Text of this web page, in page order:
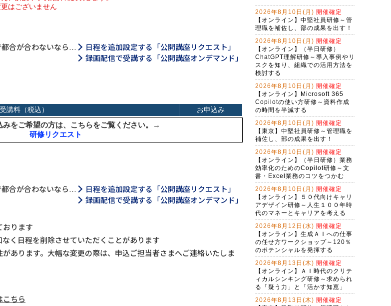
合が合わないなら…
日程を追加設定する「公開講座リクエスト」
録画配信で受講する「公開講座オンデマンド」
合が合わないなら…
日程を追加設定する「公開講座リクエスト」
録画配信で受講する「公開講座オンデマンド」
おります
く日程を削除させていただくことがあります
あります。大幅な変更の際は、申込ご担当者さまへご連絡いたしま
こちら
ＡＩエージェント開発研修～
LangChainで業務プロセスを改善す
る（２日間）
生成ＡＩを活用した企画立案ワーク
ショップ～アイデアソンに取り組む
生成AI活用講座・応用編
Claude Cowork実践研修～定型業務
をＡＩに任せる新しい働き方
生成AI活用講座・基礎編
Ｇ検定対策研修～現代に必須のＡＩ
リテラシー（２日間）
アプリを作れる自分になる！生成Ａ
Ｉで仕事を変えるバイブコーディン
グ研修（２日間）
（半日研修）ＡＩ時代の構文リテラ
シー向上研修～アレクサンドラ・ア
ミラーゼ構文で考える
バイブコーディング体験研修～ＡＩ
の力でプログラムを自動作成する
（半日研修）締切を知らせるＡＩ秘
書作成研修～Copilot Studioで業務自
動化
ChatGPT×Pythonプログラミング研
修～Excel・WEB操作自動化編（３
日間）
Gemini実践者向け！NotebookLM資
料作成からGem構築まで学ぶ３日間
集中コース
Copilot実践者向け！Excel自動化か
らＡＩエージェント構築まで学ぶ３
日間集中コース
（半日研修）（新入社員・新社会人
2026年8月10日(月) 開催確定
【オンライン】中堅社員研修～管
理職を補佐し、部の成果を出す！
2026年8月10日(月) 開催確定
【オンライン】（半日研修）
ChatGPT理解研修～導入事例やリ
スクを知り、組織での活用方法を
検討する
2026年8月10日(月) 開催確定
【オンライン】Microsoft 365
Copilotの使い方研修～資料作成
の時間を半減する
2026年8月10日(月) 開催確定
【東京】中堅社員研修～管理職を
補佐し、部の成果を出す！
2026年8月10日(月) 開催確定
【オンライン】（半日研修）業務
効率化のためのCopilot研修～文
書・Excel業務のコツをつかむ
2026年8月10日(月) 開催確定
【オンライン】５０代向けキャリ
アデザイン研修～人生１００年時
代のマネーとキャリアを考える
2026年8月12日(水) 開催確定
【オンライン】生成ＡＩへの仕事
の任せ方ワークショップ～120％
のポテンシャルを発揮する
2026年8月13日(木) 開催確定
【オンライン】ＡＩ時代のクリテ
ィカルシンキング研修～求められ
る「疑う力」と「活かす知恵」
2026年8月13日(木) 開催確定